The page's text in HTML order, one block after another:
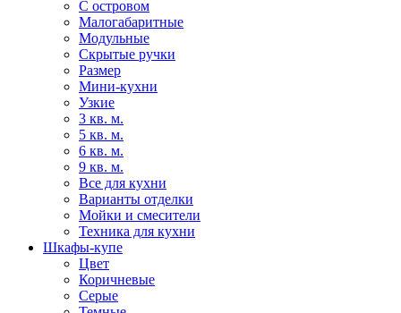
С островом
Малогабаритные
Модульные
Скрытые ручки
Размер
Мини-кухни
Узкие
3 кв. м.
5 кв. м.
6 кв. м.
9 кв. м.
Все для кухни
Варианты отделки
Мойки и смесители
Техника для кухни
Шкафы-купе
Цвет
Коричневые
Серые